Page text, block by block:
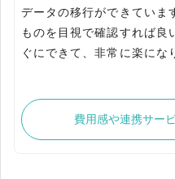
データの移行ができていま
ものを目視で確認すれば良
ぐにできて、非常に楽にな
費用感や連携サー